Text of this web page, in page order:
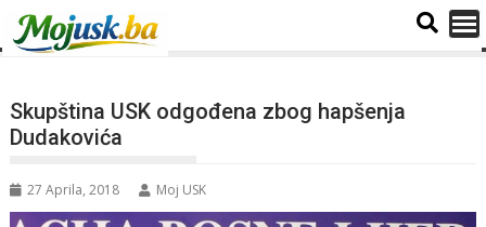
Skupština USK odgođena zbog hapšenja
Dudakovića
27 Aprila, 2018 Moj USK